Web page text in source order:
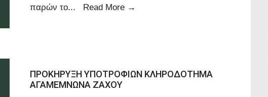
παρών το... Read More →
ΠΡΟΚΗΡΥΞΗ ΥΠΟΤΡΟΦΙΩΝ ΚΛΗΡΟΔΟΤΗΜΑ
ΑΓΑΜΕΜΝΩΝΑ ΖΑΧΟΥ